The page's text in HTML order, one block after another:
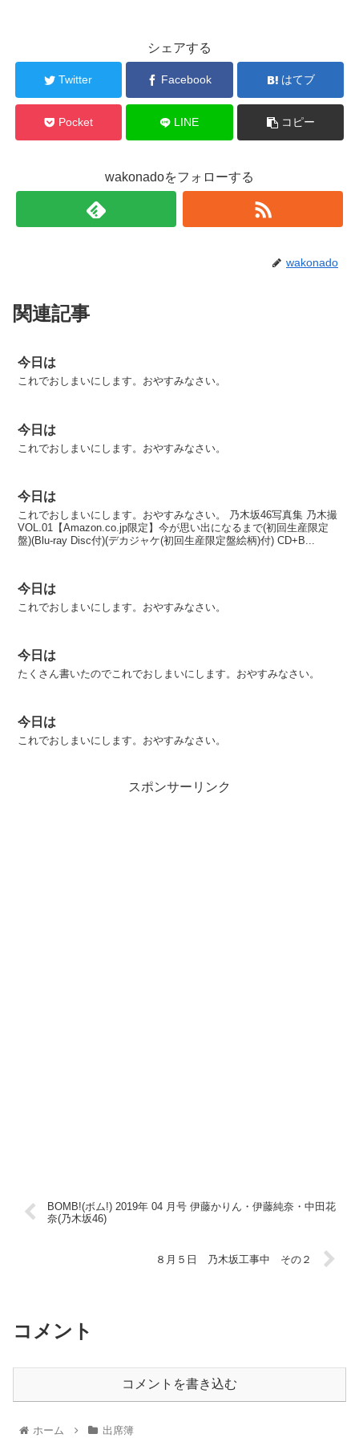
シェアする
Twitter Facebook はてブ
Pocket LINE コピー
wakonadoをフォローする
wakonado
関連記事
今日は
これでおしまいにします。おやすみなさい。
今日は
これでおしまいにします。おやすみなさい。
今日は
これでおしまいにします。おやすみなさい。 乃木坂46写真集 乃木撮
VOL.01【Amazon.co.jp限定】今が思い出になるまで(初回生産限定
盤)(Blu-ray Disc付)(デカジャケ(初回生産限定盤絵柄)付) CD+B...
今日は
これでおしまいにします。おやすみなさい。
今日は
たくさん書いたのでこれでおしまいにします。おやすみなさい。
今日は
これでおしまいにします。おやすみなさい。
スポンサーリンク
BOMB!(ボム!) 2019年 04 月号 伊藤かりん・伊藤純奈・中田花
奈(乃木坂46)
８月５日 乃木坂工事中 その２
コメント
コメントを書き込む
ホーム 出席簿